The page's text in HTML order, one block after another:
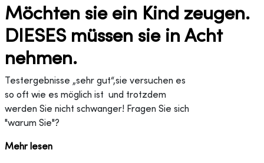
Möchten sie ein Kind zeugen.
DIESES müssen sie in Acht
nehmen.
Testergebnisse „sehr gut“,sie versuchen es
so oft wie es möglich ist und trotzdem
werden Sie nicht schwanger! Fragen Sie sich
"warum Sie"?
Mehr lesen